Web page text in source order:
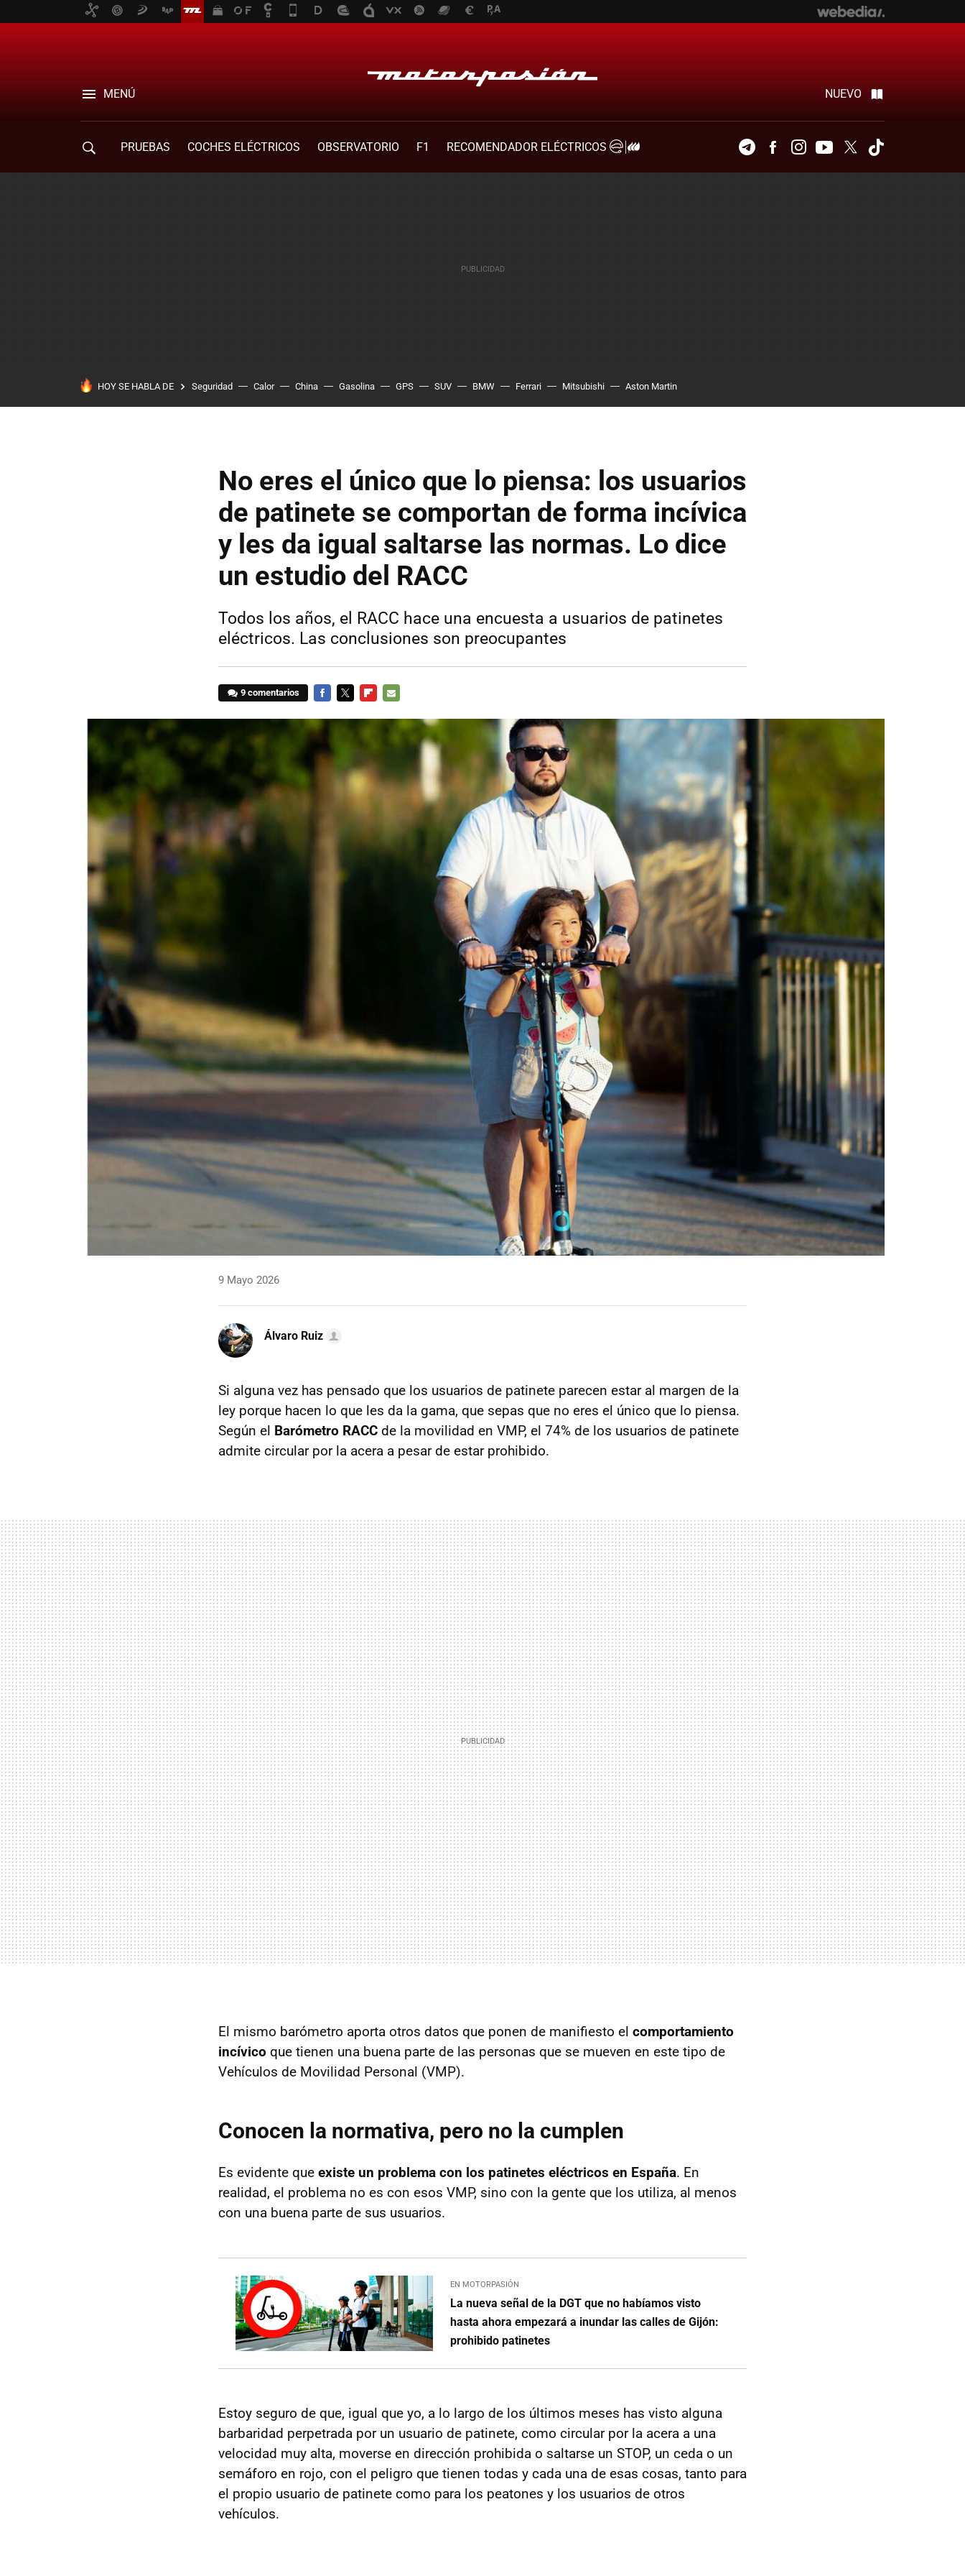
MENÚ NUEVO
PRUEBAS COCHES ELÉCTRICOS OBSERVATORIO F1
RECOMENDADOR ELÉCTRICOS
TelegramFacebookInstagramYoutubeTwitter
HOY SE HABLA DE Seguridad Calor China Gasolina GPS SUV BMW Ferrari Mitsubishi Aston Martin
No eres el único que lo piensa: los usuarios
de patinete se comportan de forma incívica
y les da igual saltarse las normas. Lo dice
un estudio del RACC
Todos los años, el RACC hace una encuesta a usuarios de patinetes
eléctricos. Las conclusiones son preocupantes
9 comentarios
MAIL
9 Mayo 2026
Álvaro Ruiz
Si alguna vez has pensado que los usuarios de patinete parecen estar al margen de la
ley porque hacen lo que les da la gama, que sepas que no eres el único que lo piensa.
Según el Barómetro RACC de la movilidad en VMP, el 74% de los usuarios de patinete
admite circular por la acera a pesar de estar prohibido.
El mismo barómetro aporta otros datos que ponen de manifiesto el comportamiento
incívico que tienen una buena parte de las personas que se mueven en este tipo de
Vehículos de Movilidad Personal (VMP).
Conocen la normativa, pero no la cumplen
Es evidente que existe un problema con los patinetes eléctricos en España. En
realidad, el problema no es con esos VMP, sino con la gente que los utiliza, al menos
con una buena parte de sus usuarios.
EN MOTORPASIÓN
La nueva señal de la DGT que no habíamos visto
hasta ahora empezará a inundar las calles de Gijón:
prohibido patinetes
Estoy seguro de que, igual que yo, a lo largo de los últimos meses has visto alguna
barbaridad perpetrada por un usuario de patinete, como circular por la acera a una
velocidad muy alta, moverse en dirección prohibida o saltarse un STOP, un ceda o un
semáforo en rojo, con el peligro que tienen todas y cada una de esas cosas, tanto para
el propio usuario de patinete como para los peatones y los usuarios de otros
vehículos.